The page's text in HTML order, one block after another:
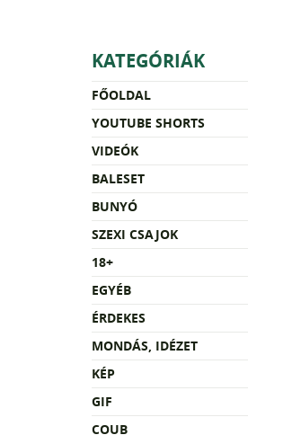
KATEGÓRIÁK
FŐOLDAL
YOUTUBE SHORTS
VIDEÓK
BALESET
BUNYÓ
SZEXI CSAJOK
18+
EGYÉB
ÉRDEKES
MONDÁS, IDÉZET
KÉP
GIF
COUB